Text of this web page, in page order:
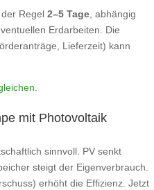
Regel 2–5 Tage, abhängig
Erdarbeiten. Die
Lieferzeit) kann
.
mit Photovoltaik
sinnvoll. PV senkt
steigt der Eigenverbrauch.
erhöht die Effizienz. Jetzt